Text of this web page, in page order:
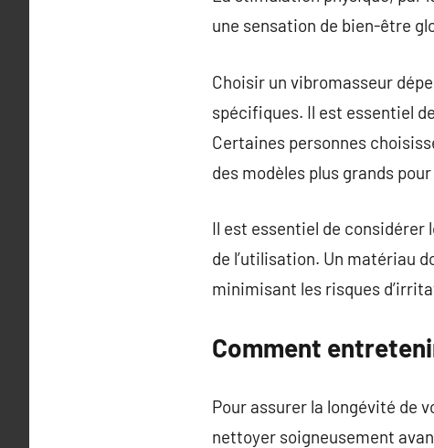
une sensation de bien-être
Choisir un vibromasseur
spécifiques. Il est essentiel
Certaines personnes
des modèles plus grands
Il est essentiel de
de l’utilisation. Un matériau
minimisant les risques
Comment
Pour assurer la longévité de
nettoyer soigneusement